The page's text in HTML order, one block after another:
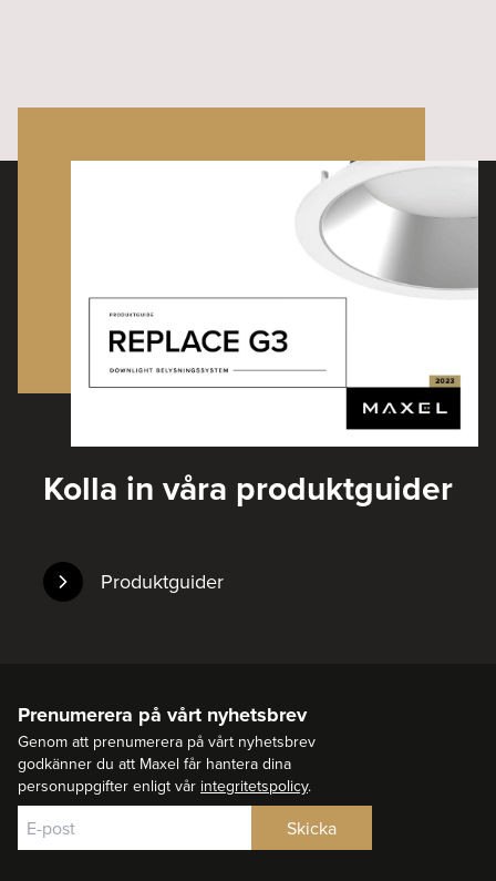
Kolla in våra produktguider
Produktguider
Prenumerera på vårt nyhetsbrev
Genom att prenumerera på vårt nyhetsbrev
godkänner du att Maxel får hantera dina
personuppgifter enligt vår integritetspolicy.